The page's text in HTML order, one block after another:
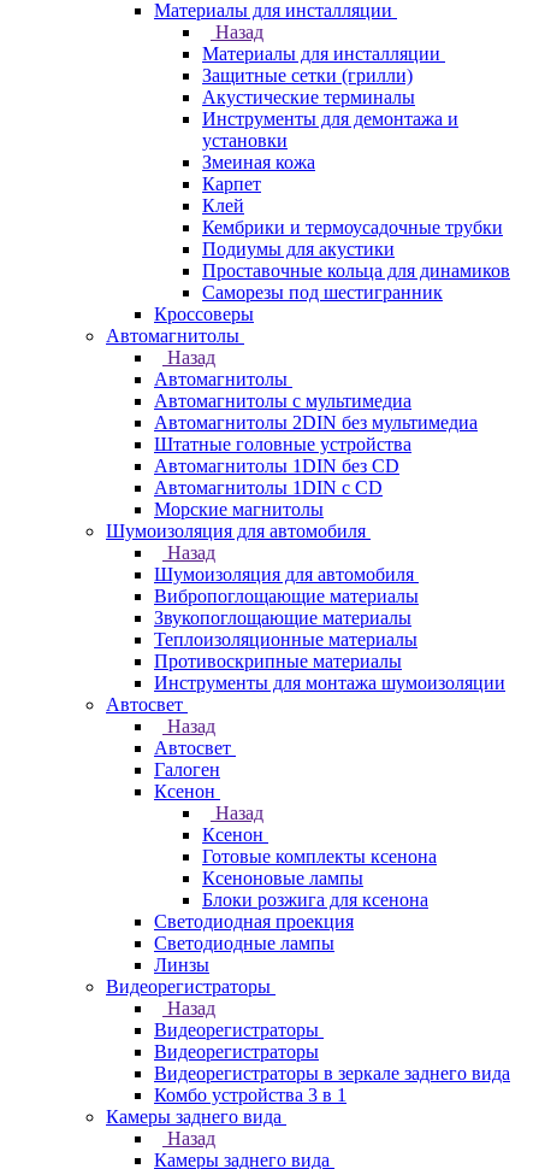
Материалы для инсталляции
Назад
Материалы для инсталляции
Защитные сетки (грилли)
Акустические терминалы
Инструменты для демонтажа и
установки
Змеиная кожа
Карпет
Клей
Кембрики и термоусадочные трубки
Подиумы для акустики
Проставочные кольца для динамиков
Саморезы под шестигранник
Кроссоверы
Автомагнитолы
Назад
Автомагнитолы
Автомагнитолы с мультимедиа
Автомагнитолы 2DIN без мультимедиа
Штатные головные устройства
Автомагнитолы 1DIN без CD
Автомагнитолы 1DIN с CD
Морские магнитолы
Шумоизоляция для автомобиля
Назад
Шумоизоляция для автомобиля
Вибропоглощающие материалы
Звукопоглощающие материалы
Теплоизоляционные материалы
Противоскрипные материалы
Инструменты для монтажа шумоизоляции
Автосвет
Назад
Автосвет
Галоген
Ксенон
Назад
Ксенон
Готовые комплекты ксенона
Ксеноновые лампы
Блоки розжига для ксенона
Светодиодная проекция
Светодиодные лампы
Линзы
Видеорегистраторы
Назад
Видеорегистраторы
Видеорегистраторы
Видеорегистраторы в зеркале заднего вида
Комбо устройства 3 в 1
Камеры заднего вида
Назад
Камеры заднего вида